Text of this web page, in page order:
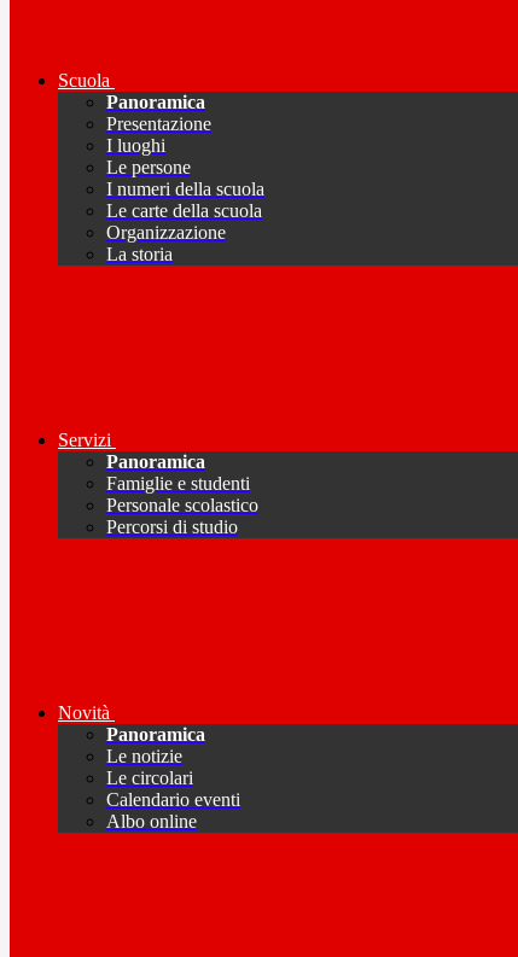
Scuola
Panoramica
Presentazione
I luoghi
Le persone
I numeri della scuola
Le carte della scuola
Organizzazione
La storia
Servizi
Panoramica
Famiglie e studenti
Personale scolastico
Percorsi di studio
Novità
Panoramica
Le notizie
Le circolari
Calendario eventi
Albo online